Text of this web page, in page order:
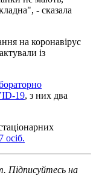
- сказала
на коронавірус
із
19, з них два
осіб.
Підписуйтесь на